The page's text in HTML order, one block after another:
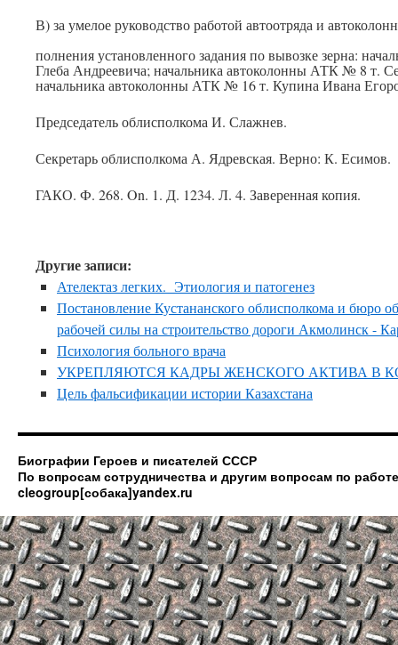
В) за умелое руководство работой автоотряда и
полнения установленного задания по вывозке зерна:
Глеба Андреевича; начальника автоколонны АТК № 8 т.
начальника автоколонны АТК № 16 т. Купина Ивана
Председатель облисполкома И. Слажнев.
Секретарь облисполкома А. Ядревская. Верно: К. Есимов.
ГАКО. Ф. 268. On. 1. Д. 1234. Л. 4. Заверенная копия.
Другие записи:
Ателектаз легких. Этиология и патогенез
Постановление Кустананского облисполкома и
рабочей силы на строительство дороги Акмолинск -
Психология больного врача
УКРЕПЛЯЮТСЯ КАДРЫ ЖЕНСКОГО АКТИВА В
Цель фальсификации истории Казахстана
Биографии Героев и писателей СССР
По вопросам сотрудничества и другим вопросам по
cleogroup[собака]yandex.ru